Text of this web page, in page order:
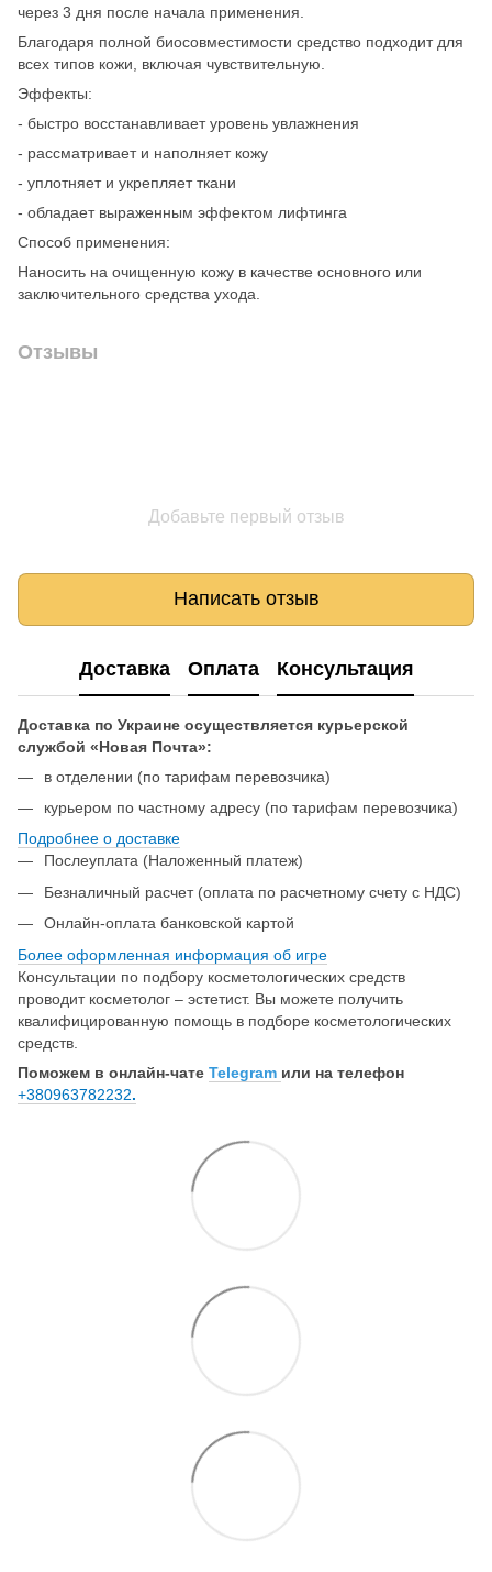
через 3 дня после начала применения.
Благодаря полной биосовместимости средство подходит для
всех типов кожи, включая чувствительную.
Эффекты:
- быстро восстанавливает уровень увлажнения
- рассматривает и наполняет кожу
- уплотняет и укрепляет ткани
- обладает выраженным эффектом лифтинга
Способ применения:
Наносить на очищенную кожу в качестве основного или
заключительного средства ухода.
Отзывы
Добавьте первый отзыв
Написать отзыв
Доставка Оплата Консультация
Доставка по Украине осуществляется курьерской
службой «Новая Почта»:
в отделении (по тарифам перевозчика)
курьером по частному адресу (по тарифам перевозчика)
Подробнее о доставке
Послеуплата (Наложенный платеж)
Безналичный расчет (оплата по расчетному счету с НДС)
Онлайн-оплата банковской картой
Более оформленная информация об игре
Консультации по подбору косметологических средств
проводит косметолог – эстетист. Вы можете получить
квалифицированную помощь в подборе косметологических
средств.
Поможем в онлайн-чате Telegram или на телефон
+380963782232.